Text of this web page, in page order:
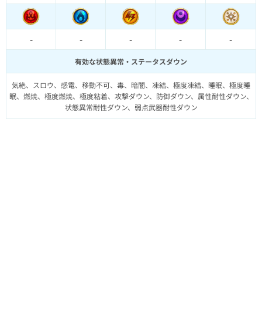
- - - - -
有効な状態異常・ステータスダウン
気絶、スロウ、感電、移動不可、毒、暗闇、凍結、極度凍結、睡眠、極度睡
眠、燃焼、極度燃焼、極度粘着、攻撃ダウン、防御ダウン、属性耐性ダウン、
状態異常耐性ダウン、弱点武器耐性ダウン